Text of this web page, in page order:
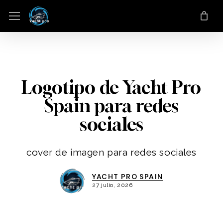
contenido
Menú
Logotipo de Yacht Pro
Spain para redes
sociales
cover de imagen para redes sociales
YACHT PRO SPAIN
27 julio, 2026
Menu